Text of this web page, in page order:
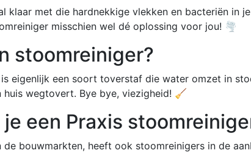
klaar met die hardnekkige vlekken en bacteriën in
misschien wel dé oplossing voor jou! 🌪️
stoomreiniger?
eigenlijk een soort toverstaf die water omzet in
huis wegtovert. Bye bye, viezigheid! 🧹
je een Praxis
de bouwmarkten, heeft ook stoomreinigers in de